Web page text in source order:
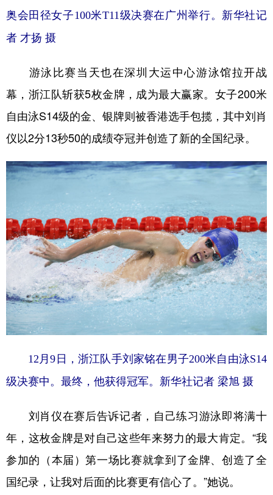
新疆 内蒙古 黑龙江
Русский язык 日本語 한국어
Deutsch Português
奥会田径女子100米T11级决赛在广州举行。新华社记
者 才扬 摄
游泳比赛当天也在深圳大运中心游泳馆拉开战
幕，浙江队斩获5枚金牌，成为最大赢家。女子200米
自由泳S14级的金、银牌则被香港选手包揽，其中刘肖
仪以2分13秒50的成绩夺冠并创造了新的全国纪录。
12月9日，浙江队手刘家铭在男子200米自由泳S14
级决赛中。最终，他获得冠军。新华社记者 梁旭 摄
刘肖仪在赛后告诉记者，自己练习游泳即将满十
年，这枚金牌是对自己这些年来努力的最大肯定。“我
参加的（本届）第一场比赛就拿到了金牌、创造了全
国纪录，让我对后面的比赛更有信心了。”她说。